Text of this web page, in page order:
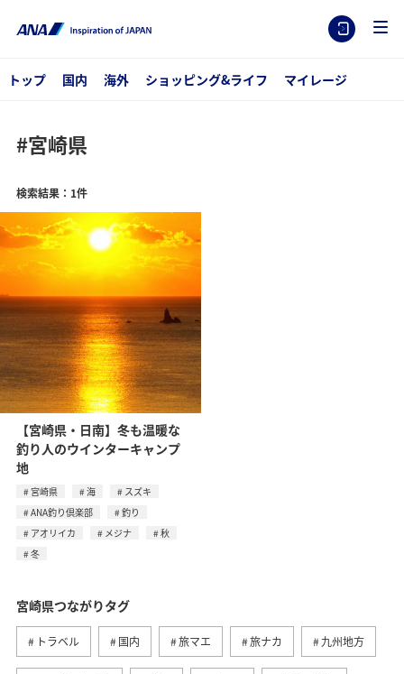
トップ 国内 海外 ショッピング&ライフ マイレージ
#宮崎県
検索結果：1件
【宮崎県・日南】冬も温暖な
釣り人のウインターキャンプ
地
宮崎県 海
スズキ
ANA釣り倶楽部
釣り
アオリイカ
メジナ
秋
冬
宮崎県つながりタグ
トラベル 国内 旅マエ 旅ナカ 九州地方